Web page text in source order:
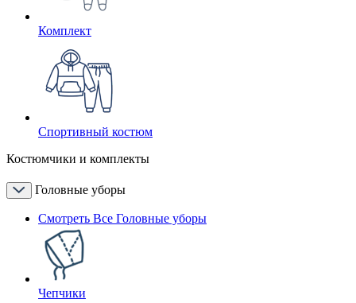
Комплект
Спортивный костюм
Костюмчики и комплекты
Головные уборы
Смотреть Все Головные уборы
Чепчики